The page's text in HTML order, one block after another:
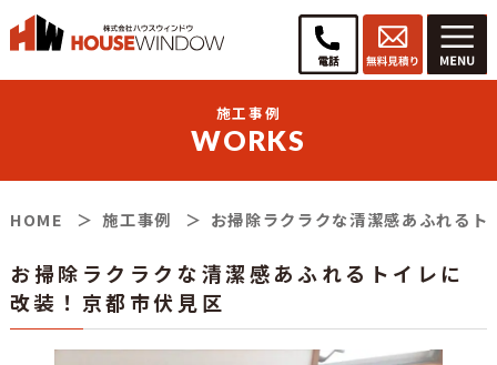
施工事例
WORKS
HOME 施工事例 お掃除ラクラクな清潔感あふれる
お掃除ラクラクな清潔感あふれるトイレに
改装！京都市伏見区